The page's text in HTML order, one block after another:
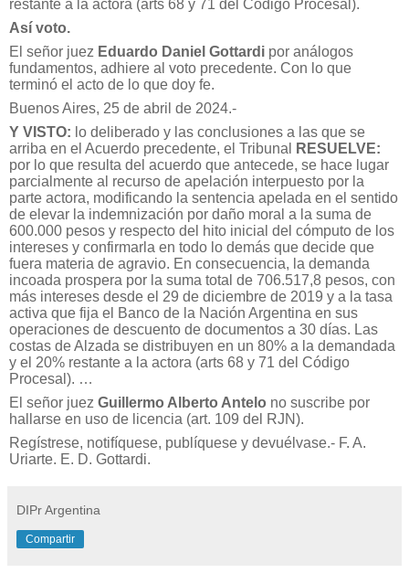
restante a la actora (arts 68 y 71 del Código Procesal).
Así voto.
El señor juez Eduardo Daniel Gottardi por análogos
fundamentos, adhiere al voto precedente. Con lo que
terminó el acto de lo que doy fe.
Buenos Aires, 25 de abril de 2024.-
Y VISTO: lo deliberado y las conclusiones a las que se
arriba en el Acuerdo precedente, el Tribunal
RESUELVE:
por lo que resulta del acuerdo que antecede, se hace lugar
parcialmente al recurso de apelación interpuesto por la
parte actora, modificando la sentencia apelada en el sentido
de elevar la indemnización por daño moral a la suma de
600.000 pesos y respecto del hito inicial del cómputo de los
intereses y confirmarla en todo lo demás que decide que
fuera materia de agravio. En consecuencia, la demanda
incoada prospera por la suma total de 706.517,8 pesos, con
más intereses desde el 29 de diciembre de 2019 y a la tasa
activa que fija el Banco de la Nación Argentina en sus
operaciones de descuento de documentos a 30 días. Las
costas de Alzada se distribuyen en un 80% a la demandada
y el 20% restante a la actora (arts 68 y 71 del Código
Procesal). …
El señor juez Guillermo Alberto Antelo no suscribe por
hallarse en uso de licencia (art. 109 del RJN).
Regístrese, notifíquese, publíquese y devuélvase.- F. A.
Uriarte. E. D. Gottardi.
DIPr Argentina
Compartir